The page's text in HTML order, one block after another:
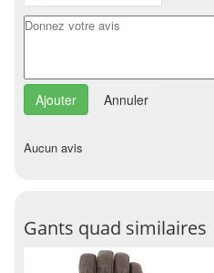
Annuler
Aucun avis
Gants quad similaires